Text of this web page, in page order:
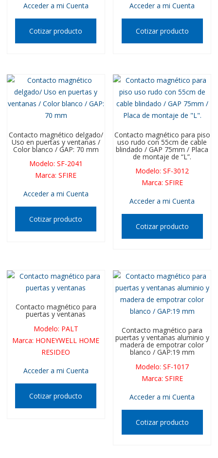
Acceder a mi Cuenta
Cotizar producto
Acceder a mi Cuenta
Cotizar producto
Contacto magnético delgado/
Uso en puertas y ventanas /
Color blanco / GAP: 70 mm
Modelo: SF-2041
Marca:SFIRE
Acceder a mi Cuenta
Cotizar producto
Contacto magnético para piso
uso rudo con 55cm de cable
blindado / GAP 75mm / Placa
de montaje de “L”.
Modelo:SF-3012
Marca: SFIRE
Acceder a mi Cuenta
Cotizar producto
Contacto magnético para
puertas y ventanas
Modelo: PALT
Marca: HONEYWELL HOME
RESIDEO
Acceder a mi Cuenta
Cotizar producto
Contacto magnético para
puertas y ventanas aluminio y
madera de empotrar color
blanco / GAP:19 mm
Modelo:SF-1017
Marca: SFIRE
Acceder a mi Cuenta
Cotizar producto